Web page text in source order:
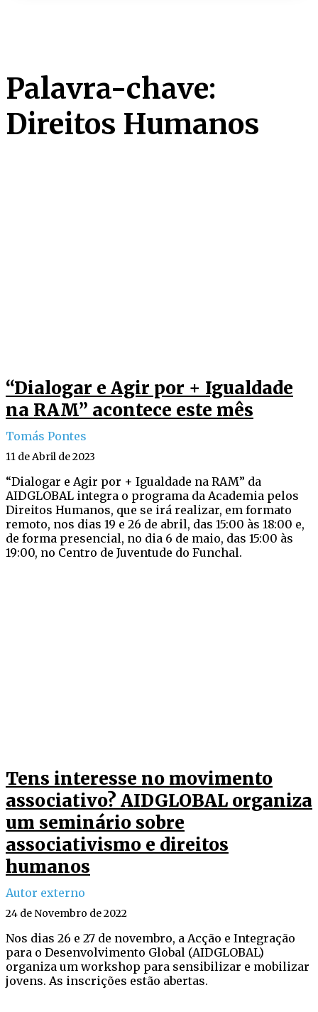
Palavra-chave:
Direitos Humanos
“Dialogar e Agir por + Igualdade
na RAM” acontece este mês
Tomás Pontes
11 de Abril de 2023
“Dialogar e Agir por + Igualdade na RAM” da
AIDGLOBAL integra o programa da Academia pelos
Direitos Humanos, que se irá realizar, em formato
remoto, nos dias 19 e 26 de abril, das 15:00 às 18:00 e,
de forma presencial, no dia 6 de maio, das 15:00 às
19:00, no Centro de Juventude do Funchal.
Tens interesse no movimento
associativo? AIDGLOBAL organiza
um seminário sobre
associativismo e direitos
humanos
Autor externo
24 de Novembro de 2022
Nos dias 26 e 27 de novembro, a Acção e Integração
para o Desenvolvimento Global (AIDGLOBAL)
organiza um workshop para sensibilizar e mobilizar
jovens. As inscrições estão abertas.